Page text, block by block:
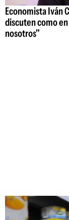
Economista Iván
discuten como
nosotros"